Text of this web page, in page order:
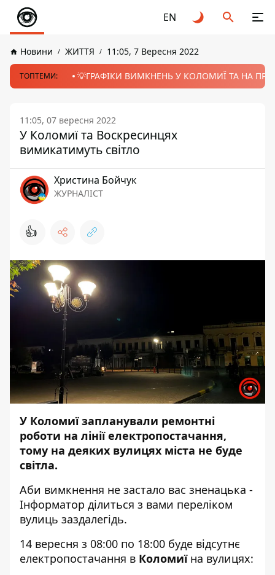
EN
Новини ЖИТТЯ 11:05, 7 Вересня 2022
ТОПТЕМИ: 💡ГРАФІКИ ВИМКНЕНЬ У КОЛОМИЇ ТА НА
11:05, 07 вересня 2022
У Коломиї та Воскресинцях
вимикатимуть світло
Христина Бойчук
ЖУРНАЛІСТ
👍
У Коломиї запланували ремонтні
роботи на лінії електропостачання,
тому на деяких вулицях міста не буде
світла.
Аби вимкнення не застало вас зненацька -
Інформатор ділиться з вами переліком
вулиць заздалегідь.
14 вересня з 08:00 по 18:00 буде відсутнє
електропостачання в Коломиїна вулицях: